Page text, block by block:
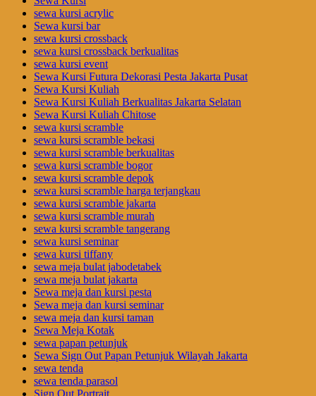
sewa kursi acrylic
Sewa kursi bar
sewa kursi crossback
sewa kursi crossback berkualitas
sewa kursi event
Sewa Kursi Futura Dekorasi Pesta Jakarta Pusat
Sewa Kursi Kuliah
Sewa Kursi Kuliah Berkualitas Jakarta Selatan
Sewa Kursi Kuliah Chitose
sewa kursi scramble
sewa kursi scramble bekasi
sewa kursi scramble berkualitas
sewa kursi scramble bogor
sewa kursi scramble depok
sewa kursi scramble harga terjangkau
sewa kursi scramble jakarta
sewa kursi scramble murah
sewa kursi scramble tangerang
sewa kursi seminar
sewa kursi tiffany
sewa meja bulat jabodetabek
sewa meja bulat jakarta
Sewa meja dan kursi pesta
Sewa meja dan kursi seminar
sewa meja dan kursi taman
Sewa Meja Kotak
sewa papan petunjuk
Sewa Sign Out Papan Petunjuk Wilayah Jakarta
sewa tenda
sewa tenda parasol